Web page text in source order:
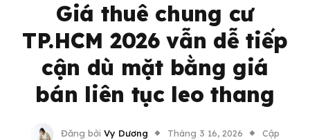
Giá thuê chung cư
TP.HCM 2026 vẫn dễ tiếp
cận dù mặt bằng giá
bán liên tục leo thang
Đăng bởi Vy Dương Tháng 3 16, 2026
Cập